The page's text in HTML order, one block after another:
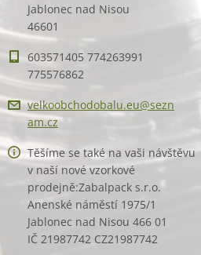
Jablonec nad Nisou
46601
603571405 774263991
775576862
velkoobchodobalu.eu@sezn
am.cz
Těšíme se také na vaši návštěvu
v naší nové vzorkové
prodejně:Zabalpack s.r.o.
Anenské náměstí 1975/1
Jablonec nad Nisou 466 01
IČ 21987742 CZ21987742